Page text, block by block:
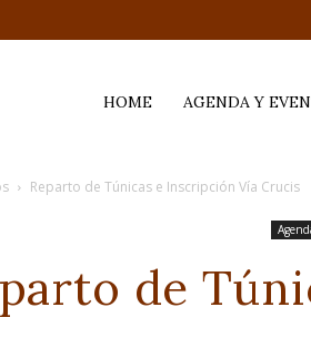
HOME AGENDA Y
Reparto de Túnicas e Inscripción Vía Crucis
de